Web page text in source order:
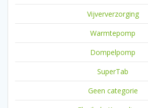
Vijververzorging
Warmtepomp
Dompelpomp
SuperTab
Geen categorie